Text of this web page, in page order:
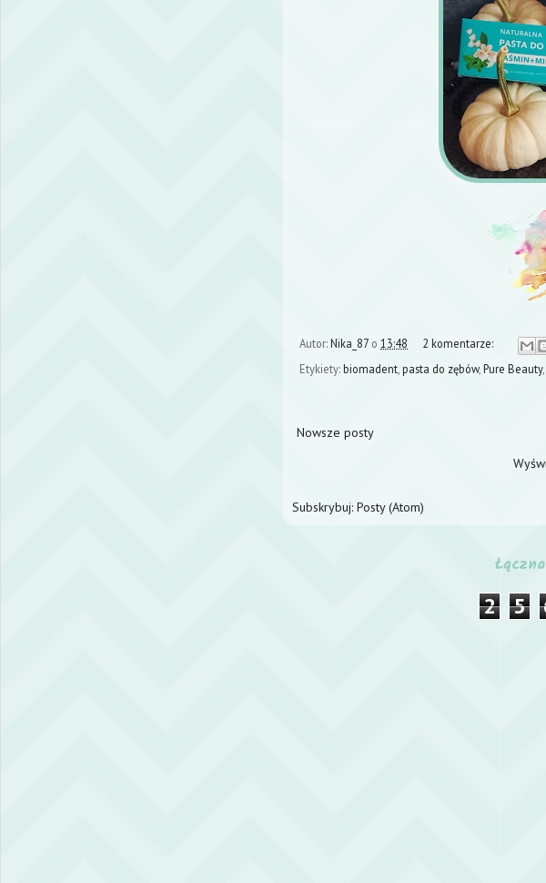
Autor:Nika_87 o 13:48
2 komentarze:
Etykiety:biomadent pasta do zębów, Pure Beauty,
Nowsze posty
Subskrybuj: Posty (Atom)
2 5